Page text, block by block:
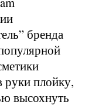
бренда
руки плойку,
высохнуть